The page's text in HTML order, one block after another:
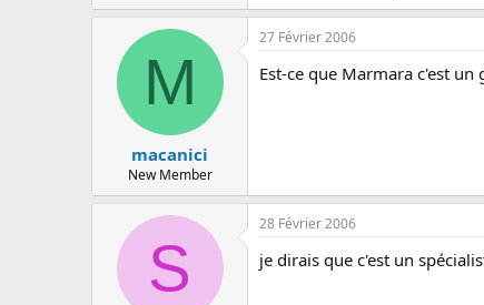
M
macanici
New Member
27 Février 2006
Est-ce que Marmara c'est
S
28 Février 2006
je dirais que c'est un